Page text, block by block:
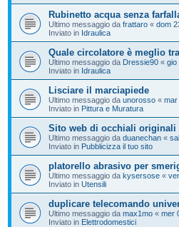
Rubinetto acqua senza
Ultimo messaggio da frattaro « dom
Inviato in Idraulica
Quale circolatore è meglio
Ultimo messaggio da Dressie90 « gio
Inviato in Idraulica
Lisciare il marciapiede
Ultimo messaggio da unorosso « mar
Inviato in Pittura e Muratura
Sito web di occhiali originali
Ultimo messaggio da duanechan «
Inviato in Pubblicizza il tuo sito
platorello abrasivo per
Ultimo messaggio da kysersose «
Inviato in Utensili
duplicare telecomando
Ultimo messaggio da max1mo « mer
Inviato in Elettrodomestici